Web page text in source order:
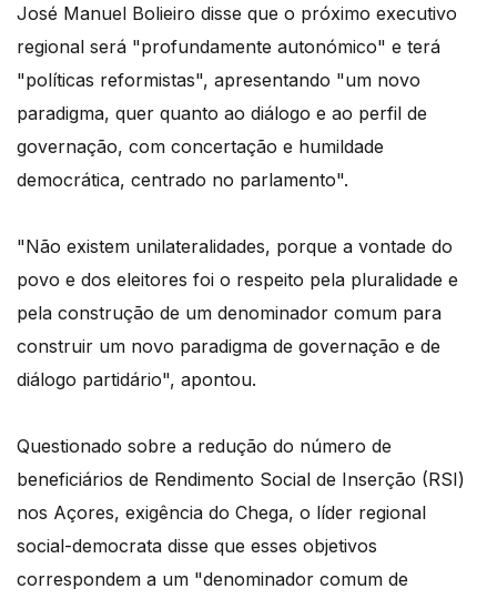
José Manuel Bolieiro disse que o próximo executivo
regional será "profundamente autonómico" e terá
"políticas reformistas", apresentando "um novo
paradigma, quer quanto ao diálogo e ao perfil de
governação, com concertação e humildade
democrática, centrado no parlamento".
"Não existem unilateralidades, porque a vontade do
povo e dos eleitores foi o respeito pela pluralidade e
pela construção de um denominador comum para
construir um novo paradigma de governação e de
diálogo partidário", apontou.
Questionado sobre a redução do número de
beneficiários de Rendimento Social de Inserção (RSI)
nos Açores, exigência do Chega, o líder regional
social-democrata disse que esses objetivos
correspondem a um "denominador comum de